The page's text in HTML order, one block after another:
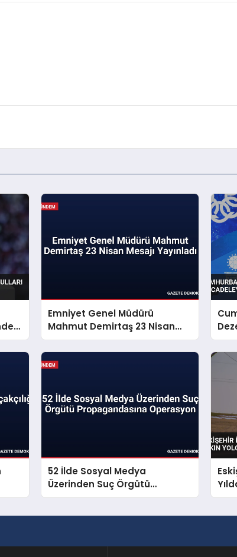
Emniyet Genel Müdürü
Mahmut Demirtaş 23 Nisan
Mesajı Yayınladı
52 İlde Sosyal Medya
Üzerinden Suç Örgütü
Propagandasına Operasyon